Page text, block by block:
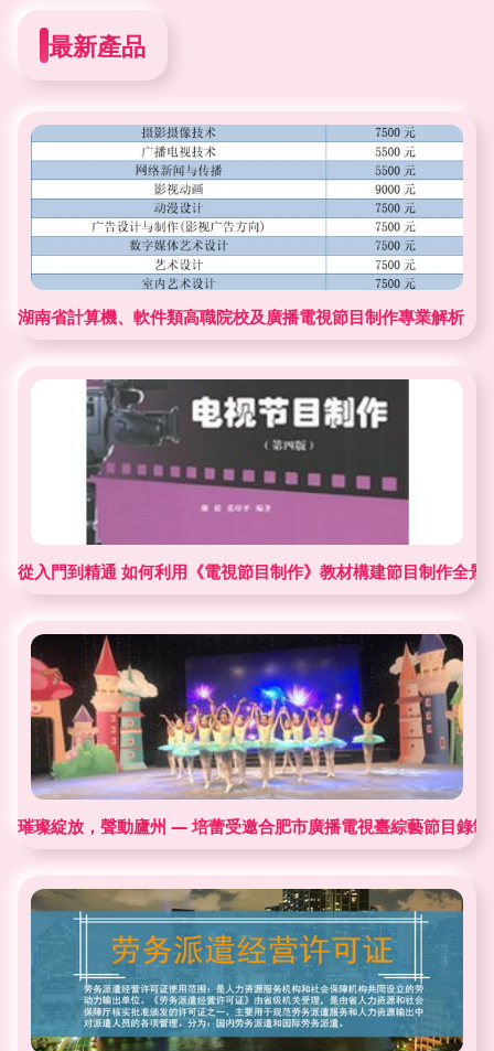
最新產品
湖南省計算機、軟件類高職院校及廣播電視節目制作專業解析
從入門到精通 如何利用《電視節目制作》教材構建節目制作全景
璀璨綻放，聲動廬州 — 培蕾受邀合肥市廣播電視臺綜藝節目錄制